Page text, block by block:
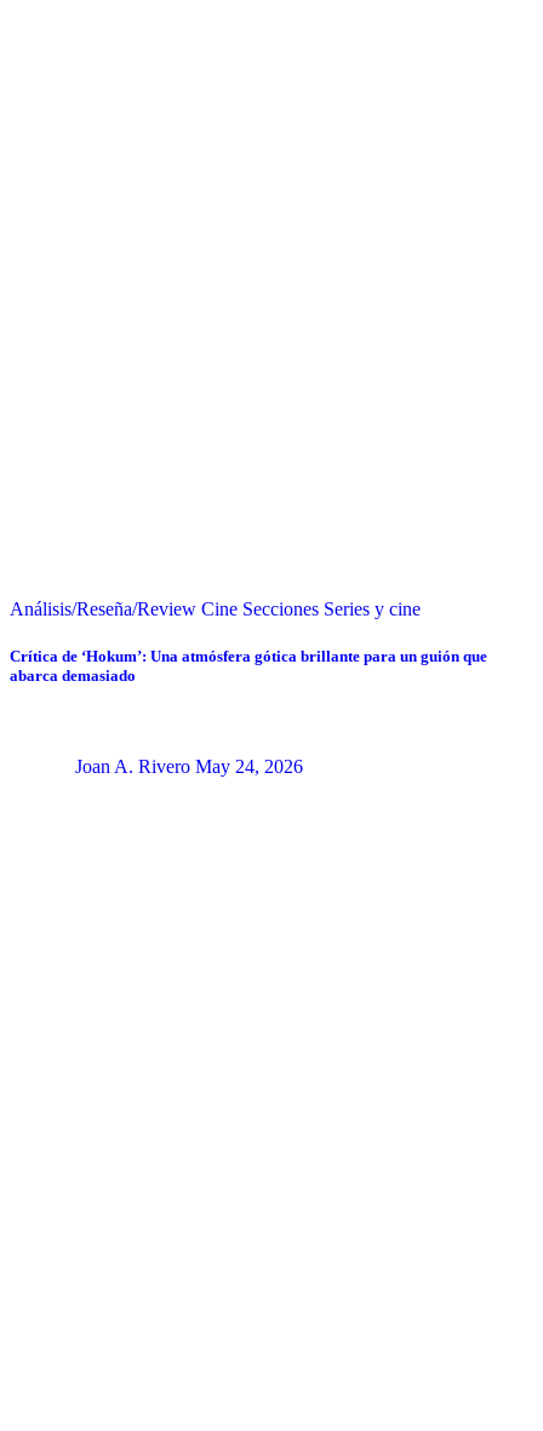
Análisis/Reseña/Review Cine Secciones Series y cine
Crítica de ‘Hokum’: Una atmósfera gótica brillante para un guión que
abarca demasiado
Joan A. Rivero May 24, 2026